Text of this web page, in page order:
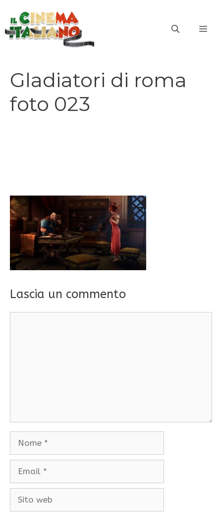
contenuto
Gladiatori di roma
foto 023
Lascia un commento